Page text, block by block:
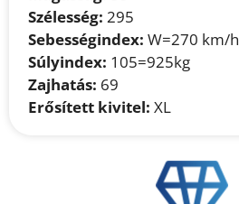
Szélesség: 295
Sebességindex: W=270 km/h
Súlyindex: 105=925kg
Zajhatás: 69
Erősített kivitel: XL